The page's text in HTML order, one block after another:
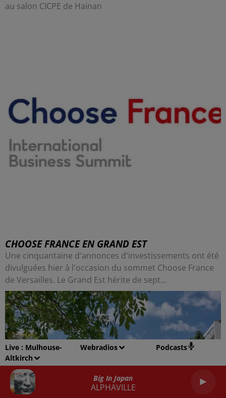
Live : Mulhouse-
Altkirch
Webradios Podcasts
Big In Japan
ALPHAVILLE
au salon CICPE de Hainan
CHOOSE FRANCE EN GRAND EST
Une cinquantaine d'annonces d'investissements ont été
divulguées hier à l'occasion du sommet Choose France
de Versailles. Le Grand Est hérite de sept...